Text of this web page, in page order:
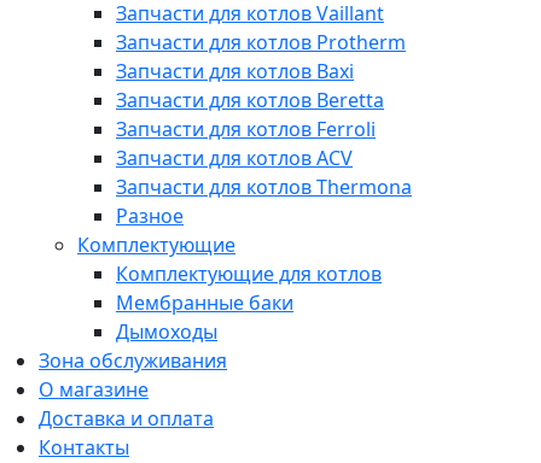
Запчасти для котлов Vaillant
Запчасти для котлов Protherm
Запчасти для котлов Baxi
Запчасти для котлов Beretta
Запчасти для котлов Ferroli
Запчасти для котлов ACV
Запчасти для котлов Thermona
Разное
Комплектующие
Комплектующие для котлов
Мембранные баки
Дымоходы
Зона обслуживания
О магазине
Доставка и оплата
Контакты